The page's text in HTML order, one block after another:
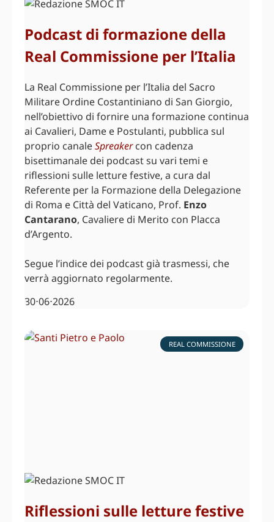
Podcast di formazione della
Real Commissione per l’Italia
La Real Commissione per l’Italia del Sacro
Militare Ordine Costantiniano di San Giorgio,
nell’obiettivo di fornire una formazione continua
ai Cavalieri, Dame e Postulanti, pubblica sul
proprio canaleSpreakercon cadenza
bisettimanale dei podcast su vari temi e
riflessioni sulle letture festive, a cura dal
Referente per la Formazione della Delegazione
di Roma e Città del Vaticano, Prof. Enzo
Cantarano, Cavaliere di Merito con Placca
d’Argento.
Segue l’indice dei podcast già trasmessi, che
verrà aggiornato regolarmente.
30⋅06⋅2026
REAL COMMISSIONE
Riflessioni sulle letture festive